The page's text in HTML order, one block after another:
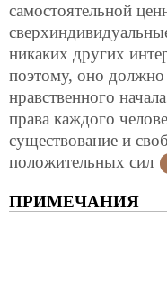
самостоятельной
никаких других
поэтому, оно
нравственного
права каждого
существование и
положительных сил
ПРИМЕЧАНИЯ